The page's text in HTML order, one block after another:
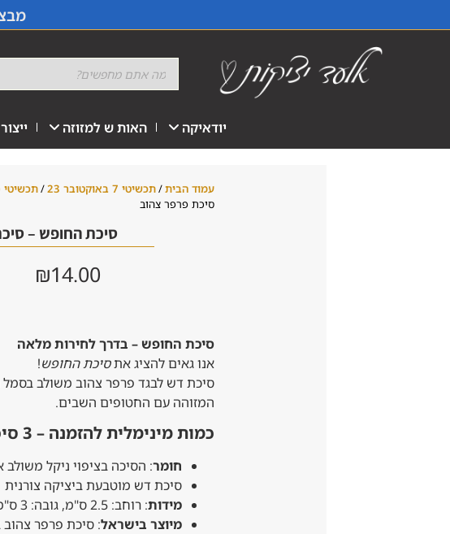
יודאיקה האות ש למזוזה
עמוד הבית/תכשיטי 7 באוקטובר 23 /
סיכת פרפר צהוב
סיכת החופש –
₪14.00
סיכת החופש – בדרך לחירות מלאה
אנו גאים להציג אתסיכת החופש!
סיכת דש לבגד פרפר צהוב משולב
המזוהה עם החטופים השבים.
כמות מינימלית להזמנה – 3 סיכות
חומר: הסיכה בציפוי ניקל משולב
סיכת דש מוטבעת ביציקה צורנית
מידות: רוחב: 2.5 ס"מ, גובה: 3 ס"מ
מיוצר בישראל: סיכת פרפר צהוב